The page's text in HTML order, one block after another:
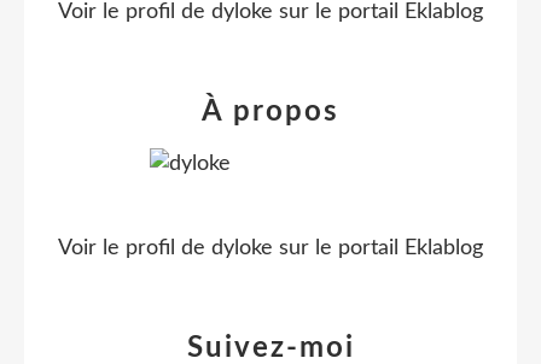
Voir le profil de dyloke sur le portail Eklablog
Suivez-moi
À propos
Voir le profil de dyloke sur le portail Eklablog